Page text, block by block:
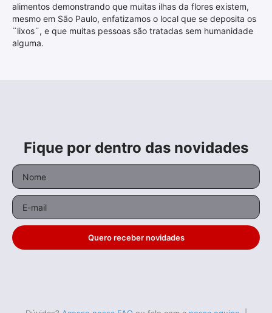
alimentos demonstrando que muitas ilhas da flores existem,
mesmo em São Paulo, enfatizamos o local que se deposita os
¨lixos¨, e que muitas pessoas são tratadas sem humanidade
alguma.
Fique por dentro das novidades
Quero receber novidades